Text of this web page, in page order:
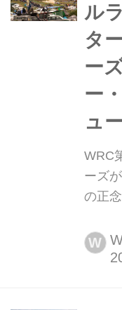
ル
タ
ー
ー
ュー
WRC
ーズ
の正
間)、
ー・
W